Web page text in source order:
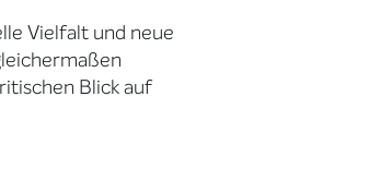
Vielfalt und neue
Blick auf